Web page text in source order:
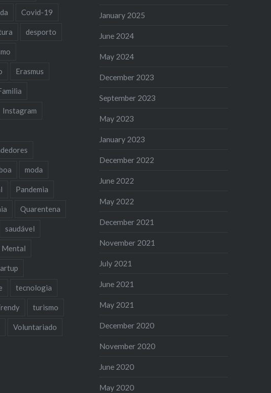
Covid-19
desporto
Erasmus
Instagram
moda
Pandemia
Quarentena
saudável
Mental
tecnologia
turismo
Voluntariado
January 2025
June 2024
May 2024
December 2023
September 2023
May 2023
January 2023
December 2022
June 2022
May 2022
December 2021
November 2021
July 2021
June 2021
May 2021
December 2020
November 2020
June 2020
May 2020